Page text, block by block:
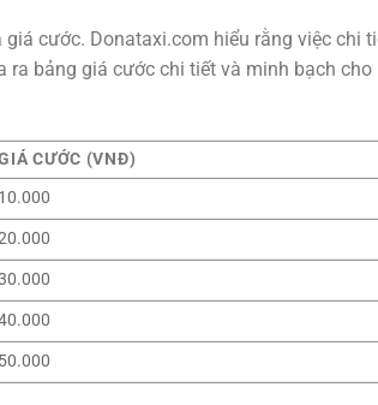
cước. Donataxi.com hiểu rằng việc chi
bảng giá cước chi tiết và minh bạch cho
CƯỚC (VNĐ)
10.000
50.000